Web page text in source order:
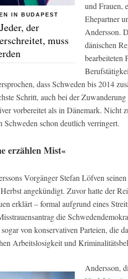
IN BUDAPEST
der
muss
und Frauen,
Ehepartner
Andersson.
dänischen
bearbeiteten
dass Schweden bis 2014
Schritt, auch bei der
vorbereitet als in Dänemark. Nicht
Schweden schon deutlich verringert.
erzählen Mist«
Vorgänger Stefan Löfven
angekündigt. Zuvor hatte der
erklärt – formal aufgrund eines
die
von konservativen Parteien, die
Arbeitslosigkeit und
Andersson,